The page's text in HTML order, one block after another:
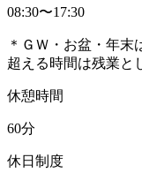
08:30〜17:30
＊ＧＷ・お盆・年
超える時間は残業と
休憩時間
60分
休日制度